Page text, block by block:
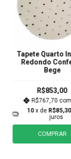
Tapete Quarto
Redondo
Bege
R$853,00
R$767,70 com
10 x de R$85,30
juros
COMPRAR